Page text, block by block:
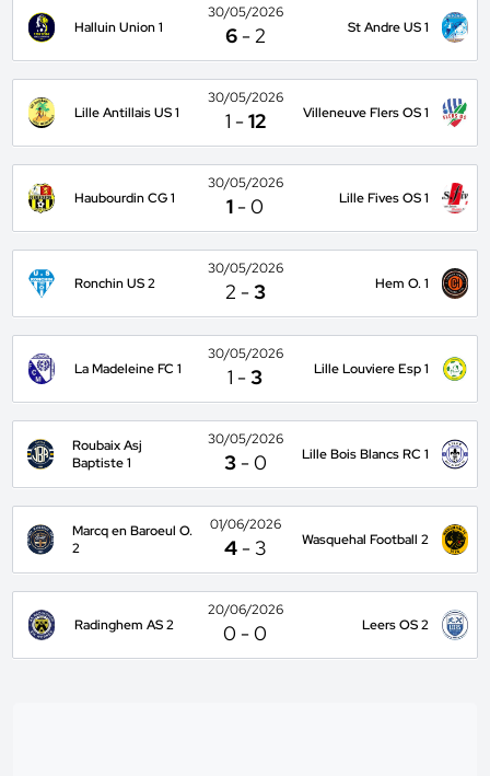
Halluin Union 1
30/05/2026
6 -2 St Andre US 1
Lille Antillais US 1
30/05/2026
1 -12 Villeneuve Flers OS 1
Haubourdin CG 1
30/05/2026
1 -0 Lille Fives OS 1
Ronchin US 2
30/05/2026
2 -3 Hem O. 1
La Madeleine FC 1
30/05/2026
1 -3 Lille Louviere Esp 1
Roubaix Asj
Baptiste 1
30/05/2026
3 -0 Lille Bois Blancs RC 1
Marcq en Baroeul O.
2
01/06/2026
4 - 3 Wasquehal Football 2
Radinghem AS 2
20/06/2026
0 -0 Leers OS 2